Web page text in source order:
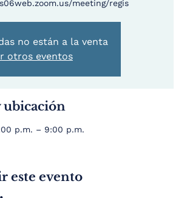
meeting/regis
no están a la venta
otros eventos
ubicación
p.m. – 9:00 p.m.
este evento